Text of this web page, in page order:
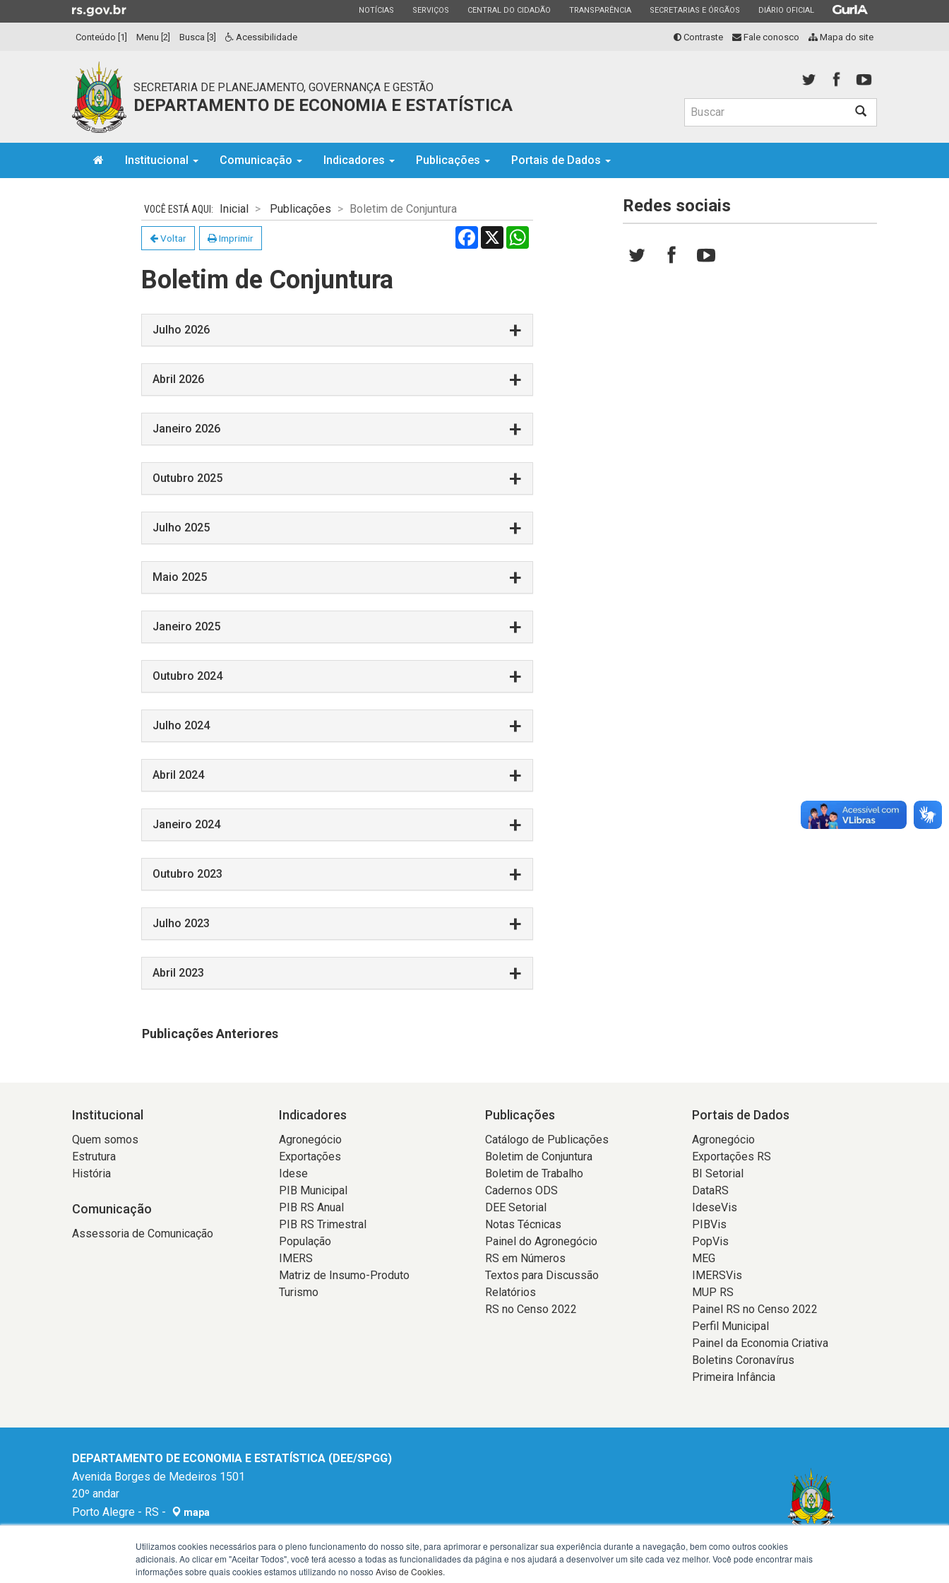
para
Ir
a
ESTADO
NOTÍCIAS ESTADO
SERVIÇOS ESTADO
CENTRAL DO CIDADÃO ESTADO
TRANSPARÊNCIA ESTADO
SECRETARIAS E ÓRGÃOS ESTADO
DIÁRIO OFICIAL ESTADO
Conteúdo [1] Menu [2] Busca [3] Acessibilidade Contraste Fale conosco Mapa do site
SECRETARIA DE PLANEJAMENTO, GOVERNANÇA E GESTÃO
DEPARTAMENTO DE ECONOMIA E ESTATÍSTICA Buscar
Institucional Comunicação Indicadores Publicações
Portais de Dados
Inicial Publicações Boletim de Conjuntura
Voltar Imprimir Facebook
X WhatsApp
Boletim de Conjuntura
Julho 2026
Abril 2026
Janeiro 2026
Outubro 2025
Julho 2025
Maio 2025
Janeiro 2025
Outubro 2024
Julho 2024
Abril 2024
Janeiro 2024
Outubro 2023
Julho 2023
Abril 2023
Publicações Anteriores
Redes sociais
Institucional
Quem somos
Estrutura
História
Comunicação
Assessoria de Comunicação
Indicadores
Agronegócio
Exportações
Idese
PIB Municipal
PIB RS Anual
PIB RS Trimestral
População
IMERS
Matriz de Insumo-Produto
Turismo
Publicações
Catálogo de Publicações
Boletim de Conjuntura
Boletim de Trabalho
Cadernos ODS
DEE Setorial
Notas Técnicas
Painel do Agronegócio
RS em Números
Textos para Discussão
Relatórios
RS no Censo 2022
Portais de Dados
Agronegócio
Exportações RS
BI Setorial
DataRS
IdeseVis
PIBVis
PopVis
MEG
IMERSVis
MUP RS
Painel RS no Censo 2022
Perfil Municipal
Painel da Economia Criativa
Boletins Coronavírus
Primeira Infância
DEPARTAMENTO DE ECONOMIA E ESTATÍSTICA (DEE/SPGG)
Avenida Borges de Medeiros 1501
20º andar
Porto Alegre - RS -
mapa
90119-900
dee@planejamento.rs.gov.br
(51) 3288-1196
Utilizamos cookies necessários para o pleno funcionamento do nosso site, para aprimorar e personalizar sua experiência durante a navegação, bem como outros cookies
adicionais. Ao clicar em "Aceitar Todos", você terá acesso a todas as funcionalidades da página e nos ajudará a desenvolver um site cada vez melhor. Você pode encontrar mais
informações sobre quais cookies estamos utilizando no nosso Aviso de Cookies.